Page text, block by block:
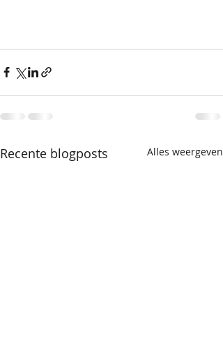
Recente blogposts Alles weergeven